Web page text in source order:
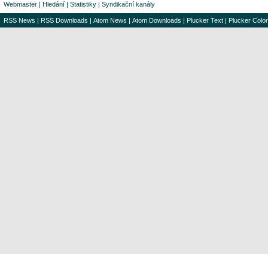
Webmaster | Hledání | Statistiky | Syndikační kanály
RSS News | RSS Downloads | Atom News | Atom Downloads | Plucker Text | Plucker Color